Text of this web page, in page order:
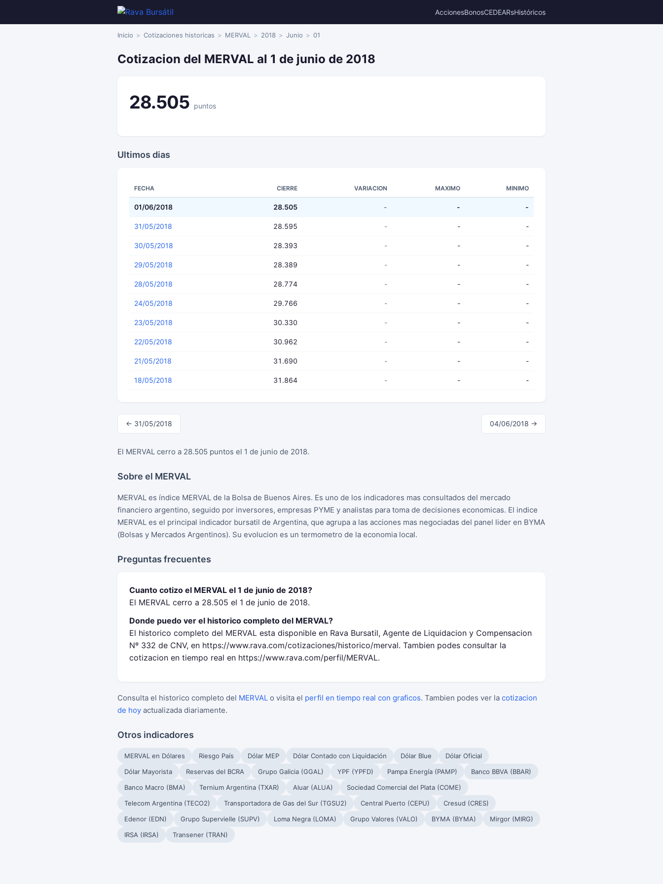
AccionesBonosCEDEARsHistóricos
Inicio Cotizaciones historicas MERVAL 2018 Junio 01
Cotizacion del MERVAL al 1 de junio de 2018
28.505 puntos
Ultimos dias
FECHA CIERRE VARIACION MAXIMO MINIMO
01/06/2018 28.505 - - -
31/05/2018 28.595 - - -
30/05/2018 28.393 - - -
29/05/2018 28.389 - - -
28/05/2018 28.774 - - -
24/05/2018 29.766 - - -
23/05/2018 30.330 - - -
22/05/2018 30.962 - - -
21/05/2018 31.690 - - -
18/05/2018 31.864 - - -
← 31/05/2018 04/06/2018 →
El MERVAL cerro a 28.505 puntos el 1 de junio de 2018.
Sobre el MERVAL
MERVAL es índice MERVAL de la Bolsa de Buenos Aires. Es uno de los indicadores mas consultados del mercado
financiero argentino, seguido por inversores, empresas PYME y analistas para toma de decisiones economicas. El indice
MERVAL es el principal indicador bursatil de Argentina, que agrupa a las acciones mas negociadas del panel lider en BYMA
(Bolsas y Mercados Argentinos). Su evolucion es un termometro de la economia local.
Preguntas frecuentes
Cuanto cotizo el MERVAL el 1 de junio de 2018?
El MERVAL cerro a 28.505 el 1 de junio de 2018.
Donde puedo ver el historico completo del MERVAL?
El historico completo del MERVAL esta disponible en Rava Bursatil, Agente de Liquidacion y Compensacion
Nº 332 de CNV, en https://www.rava.com/cotizaciones/historico/merval. Tambien podes consultar la
cotizacion en tiempo real en https://www.rava.com/perfil/MERVAL.
Consulta el historico completo del MERVAL o visita el perfil en tiempo real con graficos. Tambien podes ver la cotizacion
de hoy actualizada diariamente.
Otros indicadores
MERVAL en Dólares Riesgo País Dólar MEP Dólar Contado con Liquidación Dólar Blue
Dólar Oficial
Dólar Mayorista
Reservas del BCRA Grupo Galicia (GGAL) YPF (YPFD) Pampa Energía (PAMP)
Banco BBVA (BBAR)
Banco Macro (BMA)
Ternium Argentina (TXAR) Aluar (ALUA)
Sociedad Comercial del Plata (COME)
Telecom Argentina (TECO2)
Transportadora de Gas del Sur (TGSU2) Central Puerto (CEPU)
Cresud (CRES)
Edenor (EDN)
Grupo Supervielle (SUPV) Loma Negra (LOMA) Grupo Valores (VALO) BYMA (BYMA)
Mirgor (MIRG)
IRSA (IRSA)
Transener (TRAN)